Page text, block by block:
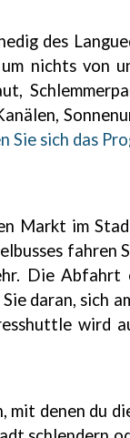
des
nichts von
Sie sich das
Markt im
fahren
Die
daran, sich
wird
denen du